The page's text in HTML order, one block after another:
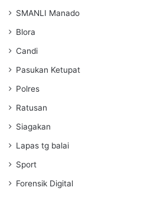
SMANLI Manado
Blora
Candi
Pasukan Ketupat
Polres
Ratusan
Siagakan
Lapas tg balai
Sport
Forensik Digital